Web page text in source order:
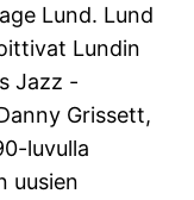
Lund. Lund
Lundin
Jazz -
Grissett,
luvulla
uusien